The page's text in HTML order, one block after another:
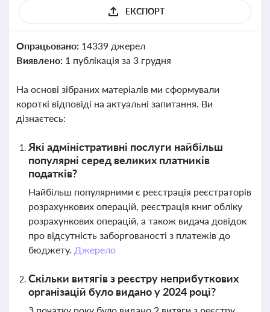
ЕКСПОРТ
Опрацьовано: 14339 джерел
Виявлено: 1 публікація за 3 грудня
На основі зібраних матеріалів ми сформували
короткі відповіді на актуальні запитання. Ви
дізнаєтесь:
Які адміністративні послуги найбільш
популярні серед великих платників
податків?
Найбільш популярними є реєстрація реєстраторів
розрахункових операцій, реєстрація книг обліку
розрахункових операцій, а також видача довідок
про відсутність заборгованості з платежів до
бюджету. Джерело
Скільки витягів з реєстру неприбуткових
організацій було видано у 2024 році?